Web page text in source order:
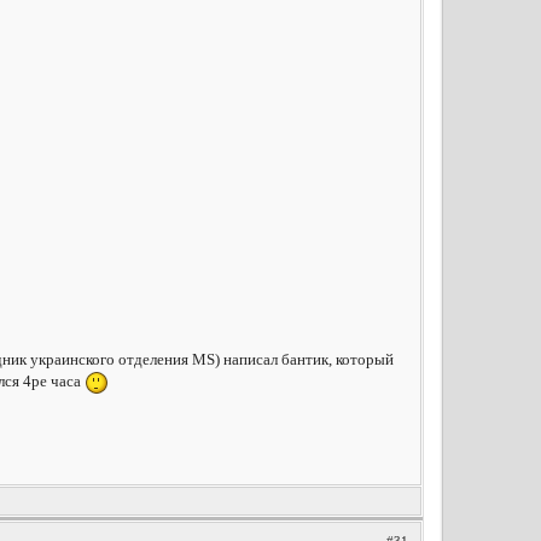
украинского отделения MS) написал бантик, который
4ре часа